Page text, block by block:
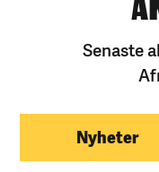
Senaste
Nyheter